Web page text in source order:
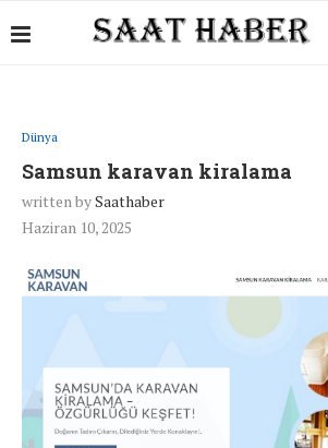
Dünya
Samsun karavan kiralama
written bySaathaber
Haziran 10, 2025